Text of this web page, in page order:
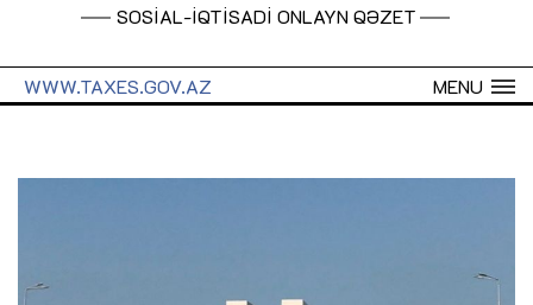
SOSİAL-İQTİSADİ ONLAYN QƏZET
MENU
WWW.TAXES.GOV.AZ